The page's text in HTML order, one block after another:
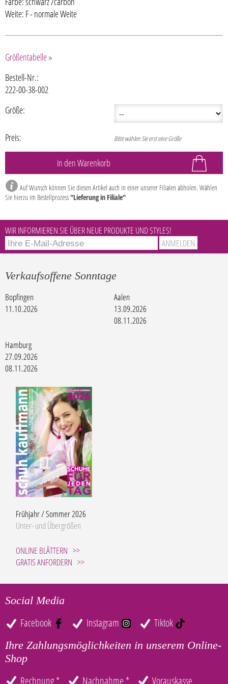
Weite: F - normale Weite
Größentabelle »
Bestell-Nr.:
222-00-38-002
Größe:
Preis: Bitte wählen Sie erst eine Größe
Auf Wunsch können Sie diesen Artikel auch in einer unserer Filialen abholen. Wählen
Sie hierzu im Bestellprozess"Lieferung in Filiale"
WIR INFORMIEREN SIE ÜBER NEUE PRODUKTE UND STYLES!
Verkaufsoffene Sonntage
Bopfingen
11.10.2026
Aalen
13.09.2026
08.11.2026
Hamburg
27.09.2026
08.11.2026
Frühjahr / Sommer 2026
Unter- und Übergrößen
ONLINE BLÄTTERN
GRATIS ANFORDERN
Social Media
Facebook Instagram Tiktok
Ihre Zahlungsmöglichkeiten in unserem Online-
Shop
Rechnung * Nachnahme * Vorauskasse